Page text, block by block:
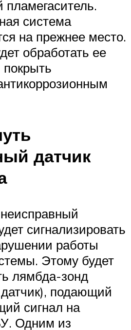
пламегаситель.
система
на прежнее место.
обработать ее
покрыть
датчик
сигнализировать
работы
Этому будет
лямбда-зонд
подающий
сигнал на
Одним из